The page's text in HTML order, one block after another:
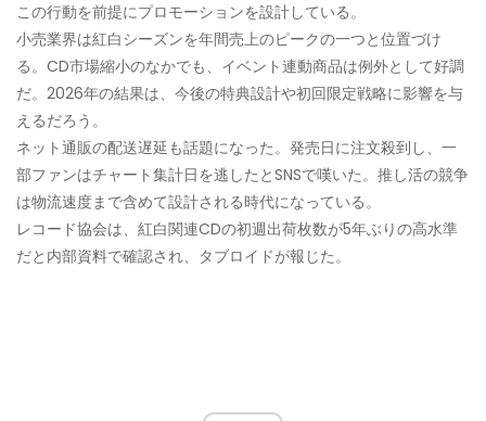
この行動を前提にプロモーションを設計している。
小売業界は紅白シーズンを年間売上のピークの一つと位置づけ
る。CD市場縮小のなかでも、イベント連動商品は例外として好調
だ。2026年の結果は、今後の特典設計や初回限定戦略に影響を与
えるだろう。
ネット通販の配送遅延も話題になった。発売日に注文殺到し、一
部ファンはチャート集計日を逃したとSNSで嘆いた。推し活の競争
は物流速度まで含めて設計される時代になっている。
レコード協会は、紅白関連CDの初週出荷枚数が5年ぶりの高水準
だと内部資料で確認され、タブロイドが報じた。